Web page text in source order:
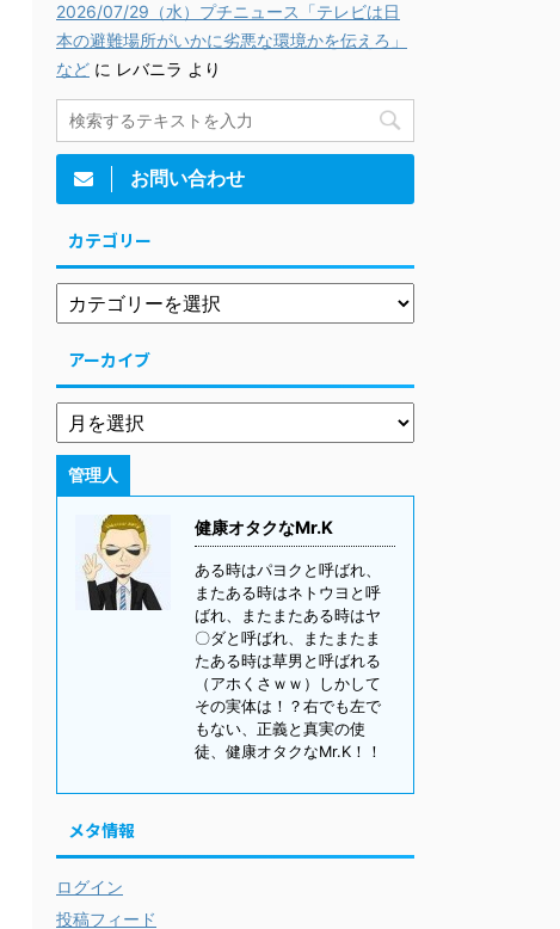
2026/07/29（水）プチニュース「テレビは日
本の避難場所がいかに劣悪な環境かを伝えろ」
など に レバニラ より
お問い合わせ
カテゴリー
アーカイブ
管理人
健康オタクなMr.K
ある時はパヨクと呼ばれ、
またある時はネトウヨと呼
ばれ、またまたある時はヤ
〇ダと呼ばれ、またまたま
たある時は草男と呼ばれる
（アホくさｗｗ）しかして
その実体は！？右でも左で
もない、正義と真実の使
徒、健康オタクなMr.K！！
メタ情報
ログイン
投稿フィード